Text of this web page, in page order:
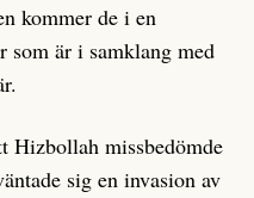
kommer de i en
som är i samklang med
Hizbollah missbedömde
sig en invasion av